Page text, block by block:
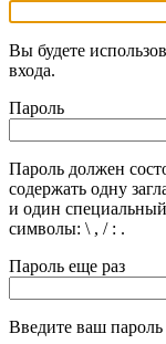
Вы будете
входа.
Пароль
Пароль должен
содержать одну
и один
символы: \ , / : .
Пароль еще раз
Введите ваш